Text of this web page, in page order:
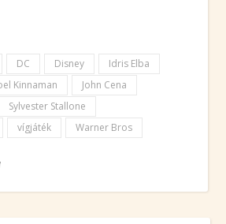
DC Disney
Idris Elba
Kinnaman
John Cena
Sylvester Stallone
vígjáték Warner Bros